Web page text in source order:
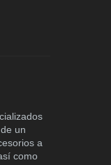
un
a
como